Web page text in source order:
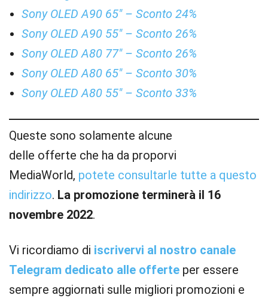
Sony OLED A90 65″ – Sconto 24%
Sony OLED A90 55″ – Sconto 26%
Sony OLED A80 77″ – Sconto 26%
Sony OLED A80 65″ – Sconto 30%
Sony OLED A80 55″ – Sconto 33%
Queste sono solamente alcune
delle offerte che ha da proporvi
MediaWorld, potete consultarle tutte a questo
indirizzo. La promozione terminerà il 16
novembre 2022.
Vi ricordiamo di iscrivervi al nostro canale
Telegram dedicato alle offerte per essere
sempre aggiornati sulle migliori promozioni e